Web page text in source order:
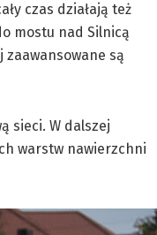
czas działają też
mostu nad Silnicą
zaawansowane są
sieci. W dalszej
warstw nawierzchni